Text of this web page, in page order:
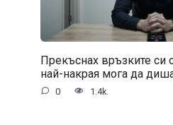
Прекъснах връзките си
най-накрая мога да
0 1.4k.